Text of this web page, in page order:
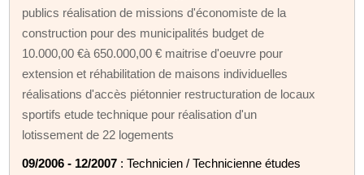
publics réalisation de missions d'économiste de la
construction pour des municipalités budget de
10.000,00 €à 650.000,00 € maitrise d'oeuvre pour
extension et réhabilitation de maisons individuelles
réalisations d'accès piétonnier restructuration de locaux
sportifs etude technique pour réalisation d'un
lotissement de 22 logements
09/2006 - 12/2007 : Technicien / Technicienne études